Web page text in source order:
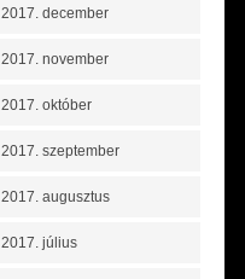
2017. december
2017. november
2017. október
2017. szeptember
2017. augusztus
2017. július